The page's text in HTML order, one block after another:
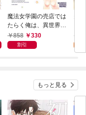
魔法女学園の売店では
たらく俺は、異世界か
ら召喚された『ハーレ
ム先生』です。 (1)
858 330
割引
っ
(1)
もっと見る